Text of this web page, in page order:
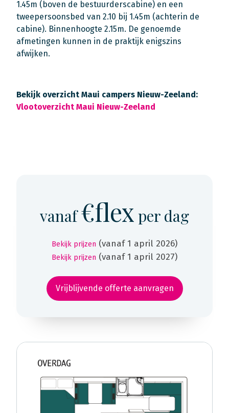
1.45m (boven de bestuurderscabine) en een
tweepersoonsbed van 2.10 bij 1.45m (achterin de
cabine). Binnenhoogte 2.15m. De genoemde
afmetingen kunnen in de praktijk enigszins
afwijken.
Bekijk overzicht Maui campers Nieuw-Zeeland:
Vlootoverzicht Maui Nieuw-Zeeland
vanaf€flex per dag
Bekijk prijzen (vanaf 1 april 2026)
Bekijk prijzen (vanaf 1 april 2027)
Vrijblijvende offerte aanvragen